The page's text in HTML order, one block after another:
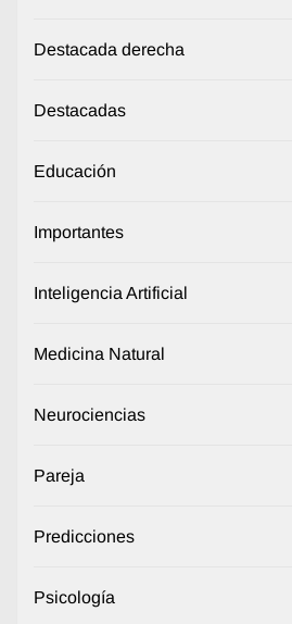
Destacada derecha
Destacadas
Educación
Importantes
Inteligencia Artificial
Medicina Natural
Neurociencias
Pareja
Predicciones
Psicología